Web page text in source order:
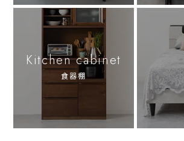
Kitchen cabinet
食器棚